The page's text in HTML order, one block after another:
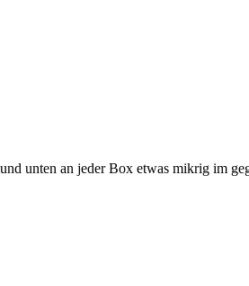
unten an jeder Box etwas mikrig im